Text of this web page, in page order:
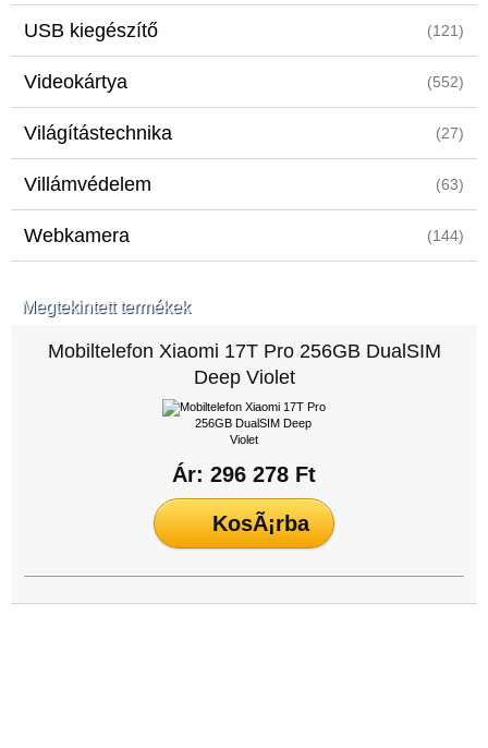
USB kiegészítő (121)
Videokártya (552)
Világítástechnika (27)
Villámvédelem (63)
Webkamera (144)
Megtekintett termékek
Mobiltelefon Xiaomi 17T Pro 256GB DualSIM
Deep Violet
Ár: 296 278 Ft